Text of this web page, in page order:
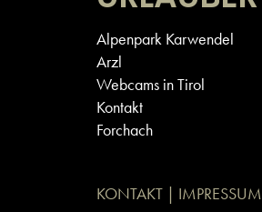
Alpenpark Karwendel
Arzl
Webcams in Tirol
Kontakt
Forchach
KONTAKT | IMPRESSUM